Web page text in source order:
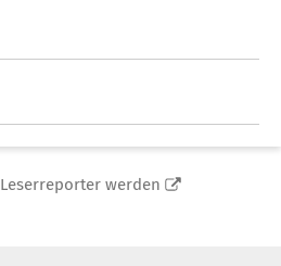
Leserreporter werden